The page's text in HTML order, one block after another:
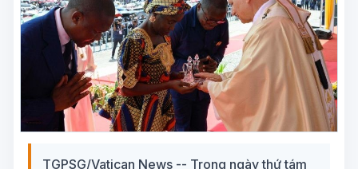
TGPSG/Vatican News -- Trong ngày thứ tám